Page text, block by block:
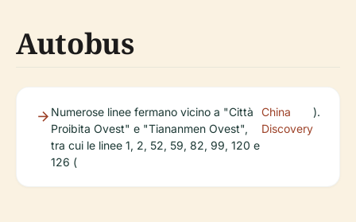
Autobus
Numerose linee fermano vicino a "Città
Proibita Ovest" e "Tiananmen Ovest",
tra cui le linee 1, 2, 52, 59, 82, 99, 120 e
126 (
China
Discovery
).